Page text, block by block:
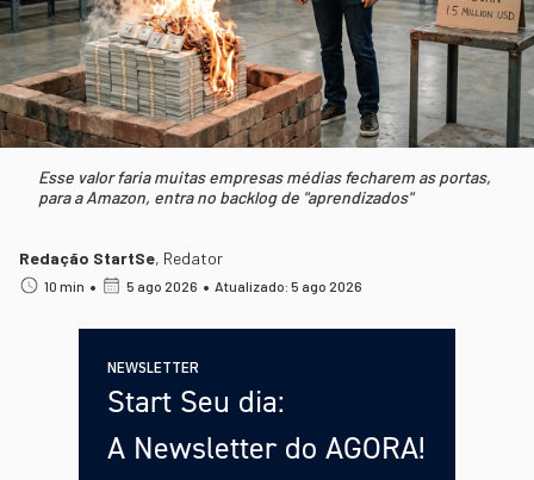
Esse valor faria muitas empresas médias fecharem as portas,
para a Amazon, entra no backlog de "aprendizados"
Redação StartSe, Redator
10 min • 5 ago 2026 • Atualizado: 5 ago 2026
NEWSLETTER
Start Seu dia:
A Newsletter do AGORA!